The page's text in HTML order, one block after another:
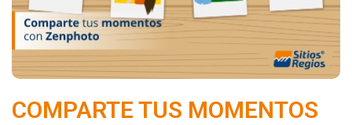
COMPARTE TUS MOMENTOS